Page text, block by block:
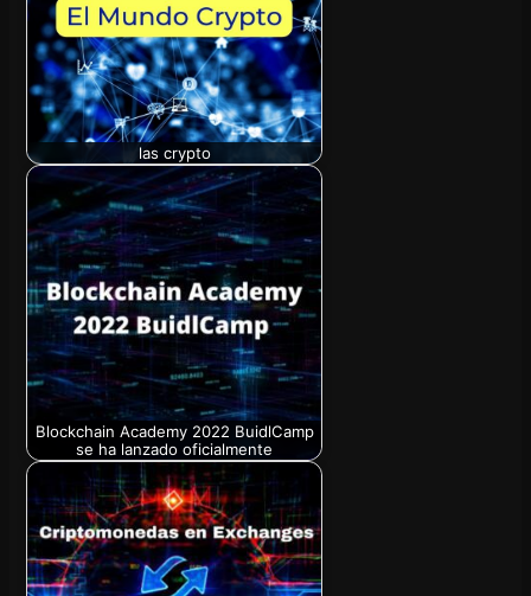
las crypto
Blockchain Academy 2022 BuidlCamp
se ha lanzado oficialmente